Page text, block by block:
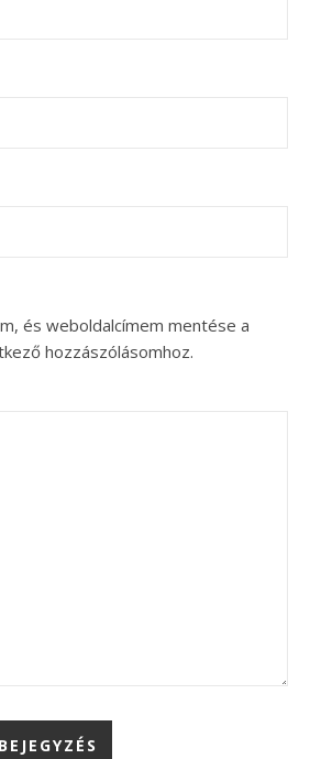
és weboldalcímem mentése a
hozzászólásomhoz.